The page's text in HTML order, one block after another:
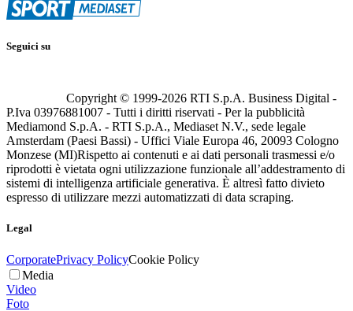
Seguici su
Copyright © 1999-2026 RTI S.p.A. Business Digital -
P.Iva 03976881007 - Tutti i diritti riservati - Per la pubblicità
Mediamond S.p.A. - RTI S.p.A., Mediaset N.V., sede legale
Amsterdam (Paesi Bassi) - Uffici Viale Europa 46, 20093 Cologno
Monzese (MI)Rispetto ai contenuti e ai dati personali trasmessi e/o
riprodotti è vietata ogni utilizzazione funzionale all’addestramento di
sistemi di intelligenza artificiale generativa. È altresì fatto divieto
espresso di utilizzare mezzi automatizzati di data scraping.
Legal
CorporatePrivacy PolicyCookie Policy
Media
Video
Foto